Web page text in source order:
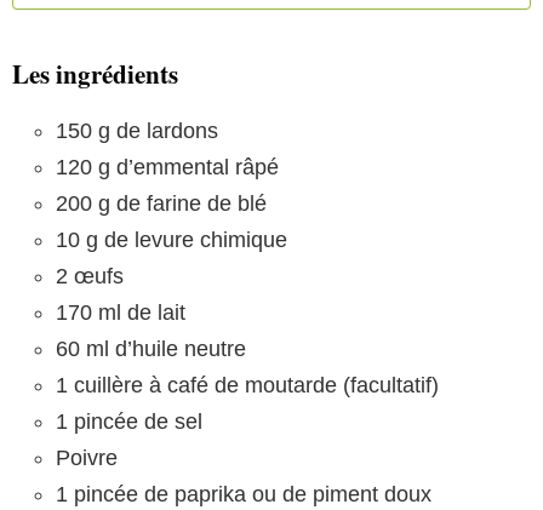
Les ingrédients
150 g de lardons
120 g d’emmental râpé
200 g de farine de blé
10 g de levure chimique
2 œufs
170 ml de lait
60 ml d’huile neutre
1 cuillère à café de moutarde (facultatif)
1 pincée de sel
Poivre
1 pincée de paprika ou de piment doux